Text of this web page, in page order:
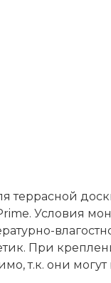
террасной
Условия
При
т.к. они